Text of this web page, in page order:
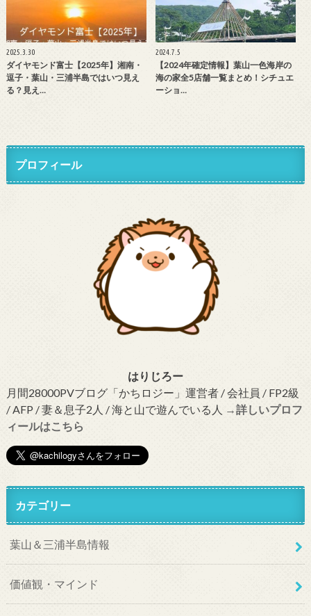
2025.3.30
ダイヤモンド富士【2025年】湘南・
逗子・葉山・三浦半島ではいつ見え
る？見え…
2024.7.5
【2024年確定情報】葉山一色海岸の
海の家全5店舗一覧まとめ！シチュエ
ーショ…
プロフィール
はりじろー
月間28000PVブログ「かちロジー」運営者 / 会社員 / FP2級
/ AFP / 妻＆息子2人 / 海と山で遊んでいる人 →詳しいプロフ
ィールはこちら
カテゴリー
葉山＆三浦半島情報
価値観・マインド